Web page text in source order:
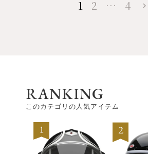
1 2 … 4
RANKING
このカテゴリの人気アイテム